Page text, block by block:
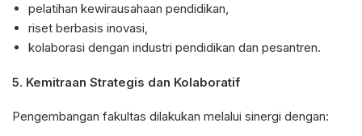
pelatihan kewirausahaan pendidikan,
riset berbasis inovasi,
kolaborasi dengan industri pendidikan dan pesantren.
5. Kemitraan Strategis dan Kolaboratif
Pengembangan fakultas dilakukan melalui sinergi dengan: